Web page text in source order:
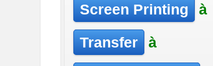
Screen Printing à
Transfer à